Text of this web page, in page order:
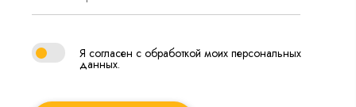
Я согласен с обработкой моих персональных
данных.